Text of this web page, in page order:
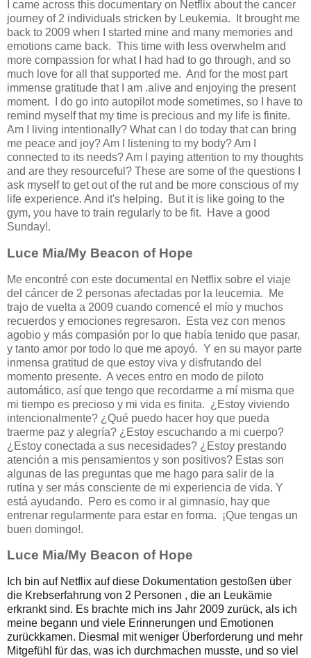
I came across this documentary on Netflix about the cancer
journey of 2 individuals stricken by Leukemia. It brought me
back to 2009 when I started mine and many memories and
emotions came back. This time with less overwhelm and
more compassion for what I had had to go through, and so
much love for all that supported me. And for the most part
immense gratitude that I am .alive and enjoying the present
moment. I do go into autopilot mode sometimes, so I have to
remind myself that my time is precious and my life is finite.
Am I living intentionally? What can I do today that can bring
me peace and joy? Am I listening to my body? Am I
connected to its needs? Am I paying attention to my thoughts
and are they resourceful? These are some of the questions I
ask myself to get out of the rut and be more conscious of my
life experience. And it's helping. But it is like going to the
gym, you have to train regularly to be fit. Have a good
Sunday!.
Luce Mia/My Beacon of Hope
Me encontré con este documental en Netflix sobre el viaje
del cáncer de 2 personas afectadas por la leucemia. Me
trajo de vuelta a 2009 cuando comencé el mío y muchos
recuerdos y emociones regresaron. Esta vez con menos
agobio y más compasión por lo que había tenido que pasar,
y tanto amor por todo lo que me apoyó. Y en su mayor parte
inmensa gratitud de que estoy viva y disfrutando del
momento presente. A veces entro en modo de piloto
automático, así que tengo que recordarme a mí misma que
mi tiempo es precioso y mi vida es finita. ¿Estoy viviendo
intencionalmente? ¿Qué puedo hacer hoy que pueda
traerme paz y alegría? ¿Estoy escuchando a mi cuerpo?
¿Estoy conectada a sus necesidades? ¿Estoy prestando
atención a mis pensamientos y son positivos? Estas son
algunas de las preguntas que me hago para salir de la
rutina y ser más consciente de mi experiencia de vida. Y
está ayudando. Pero es como ir al gimnasio, hay que
entrenar regularmente para estar en forma. ¡Que tengas un
buen domingo!.
Luce Mia/My Beacon of Hope
Ich bin auf Netflix auf diese Dokumentation gestoßen über
die Krebserfahrung von 2 Personen , die an Leukämie
erkrankt sind. Es brachte mich ins Jahr 2009 zurück, als ich
meine begann und viele Erinnerungen und Emotionen
zurückkamen. Diesmal mit weniger Überforderung und mehr
Mitgefühl für das, was ich durchmachen musste, und so viel